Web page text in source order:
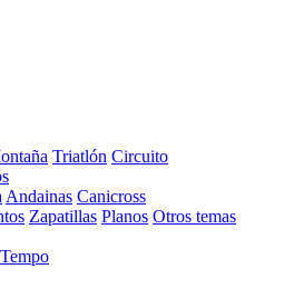
Triatlón Circuito
Andainas Canicross
Zapatillas Planos Otros temas